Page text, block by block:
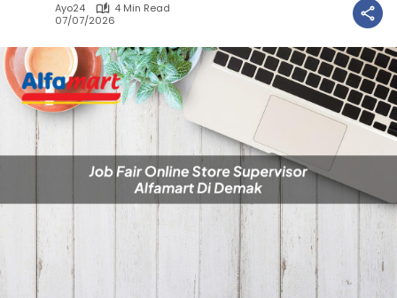
Ayo24
4 Min Read
07/07/2026